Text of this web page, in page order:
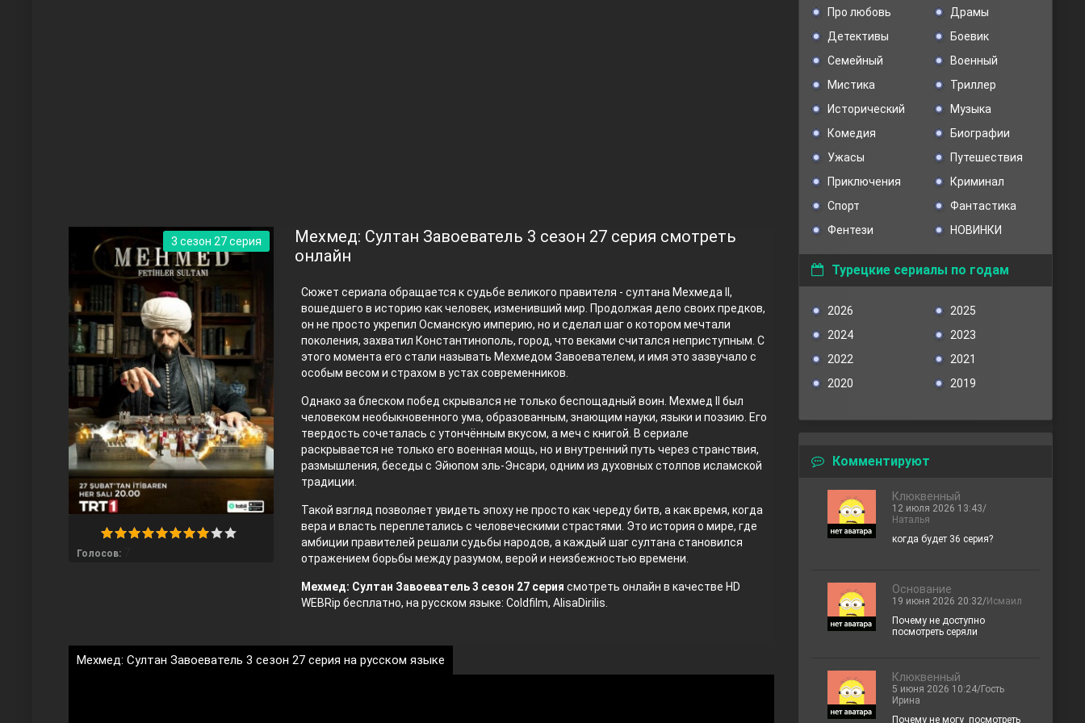
Правосyдие
Любовь напрокат
Мехмед: Султан Завоеватель 3 сезон 27 серия смотреть
онлайн
Сюжет сериала обращается к судьбе великого правителя - султана Мехмеда II,
вошедшего в историю как человек, изменивший мир. Продолжая дело своих предков,
он не просто укрепил Османскую империю, но и сделал шаг о котором мечтали
поколения, захватил Константинополь, город, что веками считался неприступным. С
этого момента его стали называть Мехмедом Завоевателем, и имя это зазвучало с
особым весом и страхом в устах современников.
Однако за блеском побед скрывался не только беспощадный воин. Мехмед II был
человеком необыкновенного ума, образованным, знающим науки, языки и поэзию. Его
твердость сочеталась с утончённым вкусом, а меч с книгой. В сериале
раскрывается не только его военная мощь, но и внутренний путь через странствия,
размышления, беседы с Эйюпом эль-Энсари, одним из духовных столпов исламской
традиции.
Такой взгляд позволяет увидеть эпоху не просто как череду битв, а как время, когда
вера и власть переплетались с человеческими страстями. Это история о мире, где
амбиции правителей решали судьбы народов, а каждый шаг султана становился
отражением борьбы между разумом, верой и неизбежностью времени.
Мехмед: Султан Завоеватель 3 сезон 27 серия смотреть онлайн в качестве HD
WEBRip бесплатно, на русском языке: Coldfilm, AlisaDirilis.
Голосов:
3 сезон 27 серия
Мехмед: Султан Завоеватель 3 сезон 27 серия на русском языке
Про любовь
Драмы
Детективы
Боевик
Семейный
Военный
Мистика
Триллер
Исторический
Музыка
Комедия
Биографии
Ужасы
Путешествия
Приключения
Криминал
Спорт
Фантастика
Фентези
НОВИНКИ
Турецкие сериалы по годам
2026
2025
2024
2023
2022
2021
2020
2019
Комментируют
Клюквенный
12 июля 2026 13:43/
Наталья
когда будет 36 серия?
Основание
19 июня 2026 20:32/Исмаил
Почему не доступно
посмотреть серяли
Клюквенный
5 июня 2026 10:24/Гость
Ирина
Почему не могу посмотреть